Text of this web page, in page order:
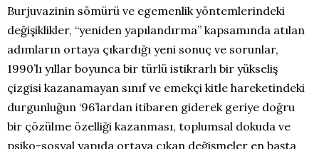
Burjuvazinin sömürü ve egemenlik yöntemlerindeki
değişiklikler, “yeniden yapılandırma” kapsamında atılan
adımların ortaya çıkardığı yeni sonuç ve sorunlar,
1990’lı yıllar boyunca bir türlü istikrarlı bir yükseliş
çizgisi kazanamayan sınıf ve emekçi kitle hareketindeki
durgunluğun ‘96’lardan itibaren giderek geriye doğru
bir çözülme özelliği kazanması, toplumsal dokuda ve
psiko-sosyal yapıda ortaya çıkan değişmeler en başta